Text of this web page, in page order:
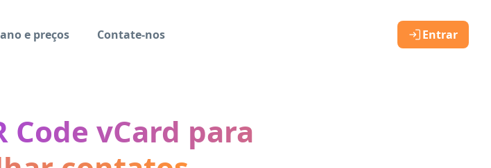
e preços Contate-nos Entrar
Code vCard para